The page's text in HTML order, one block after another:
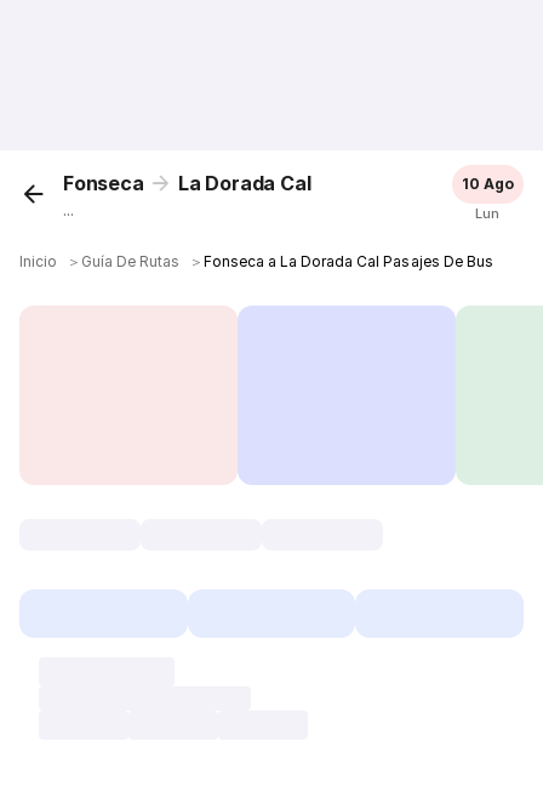
Fonseca La Dorada Cal
...
10 Ago
Lun
Inicio ＞ Guía De Rutas ＞Fonseca a La Dorada Cal Pasajes De Bus